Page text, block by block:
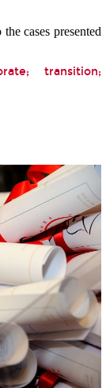
cases presented
transition;